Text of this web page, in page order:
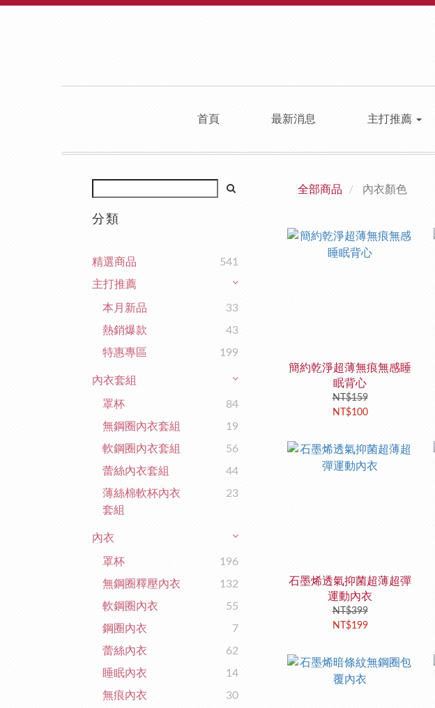
首頁 最新消息 主打推薦
分類
精選商品
541
主打推薦
本月新品
33
熱銷爆款
43
特惠專區
199
內衣套組
罩杯
84
無鋼圈內衣套組
19
軟鋼圈內衣套組
56
蕾絲內衣套組
44
薄絲棉軟杯內衣
套組
23
內衣
罩杯
196
無鋼圈釋壓內衣
132
軟鋼圈內衣
55
鋼圈內衣
7
蕾絲內衣
62
睡眠內衣
14
無痕內衣
30
全部商品 內衣顏色
簡約乾淨超薄無痕無感睡
眠背心
NT$159
NT$100
石墨烯透氣抑菌超薄超彈
運動內衣
NT$399
NT$199